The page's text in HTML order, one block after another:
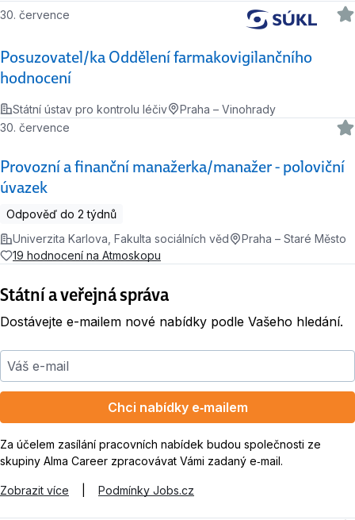
Posuzovatel/ka Oddělení farmakovigilančního
hodnocení
30. července
Státní ústav pro kontrolu léčiv Praha – Vinohrady
Provozní a finanční manažerka/manažer - poloviční
úvazek
30. července
Odpověď do 2 týdnů
Univerzita Karlova, Fakulta sociálních věd
Praha – Staré Město
19 hodnocení na Atmoskopu
Státní a veřejná správa
Dostávejte e-mailem nové nabídky podle Vašeho hledání.
Váš e-mail
Chci nabídky e‑mailem
Za účelem zasílání pracovních nabídek budou společnosti ze
skupiny Alma Career zpracovávat Vámi zadaný e‑mail.
Zobrazit více Podmínky Jobs.cz